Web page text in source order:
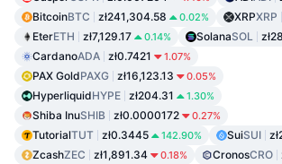
BitcoinBTC zł241,304.58 0.02% XRPXRP
EterETH zł7,129.17 0.14% SolanaSOL
CardanoADA zł0.7421 1.07%
PAX GoldPAXG zł16,123.13 0.05%
HyperliquidHYPE zł204.31 1.30%
Shiba InuSHIB zł0.0000172 0.27%
TutorialTUT zł0.3445 142.90% SuiSUI
ZcashZEC zł1,891.34 0.18% CronosCRO